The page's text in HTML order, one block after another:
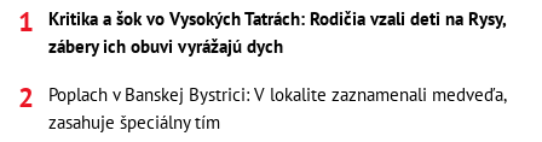
Kritika a šok vo Vysokých Tatrách: Rodičia vzali deti na Rysy,
zábery ich obuvi vyrážajú dych
Poplach v Banskej Bystrici: V lokalite zaznamenali medveďa,
zasahuje špeciálny tím